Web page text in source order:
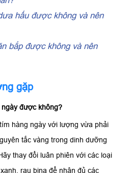
hấu được không và nên
bắp được không và nên
gặp
được không?
hàng ngày với lượng vừa phải
tắc vàng trong dinh dưỡng
thay đổi luân phiên với các loại
rau bina để nhận đủ các